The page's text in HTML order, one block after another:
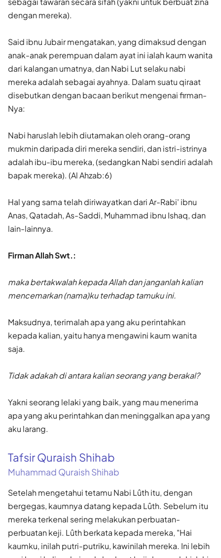
dengan mereka).
Said ibnu Jubair mengatakan, yang dimaksud dengan
anak-anak perempuan dalam ayat ini ialah kaum wanita
dari kalangan umatnya, dan Nabi Lut selaku nabi
mereka adalah sebagai ayahnya. Dalam suatu qiraat
disebutkan dengan bacaan berikut mengenai firman-
Nya:
Nabi haruslah lebih diutamakan oleh orang-orang
mukmin daripada diri mereka sendiri, dan istri-istrinya
adalah ibu-ibu mereka, (sedangkan Nabi sendiri adalah
bapak mereka). (Al Ahzab:6)
Hal yang sama telah diriwayatkan dari Ar-Rabi' ibnu
Anas, Qatadah, As-Saddi, Muhammad ibnu Ishaq, dan
lain-lainnya.
Firman Allah Swt.:
maka bertakwalah kepada Allah dan janganlah kalian
mencemarkan (nama)ku terhadap tamuku ini.
Maksudnya, terimalah apa yang aku perintahkan
kepada kalian, yaitu hanya mengawini kaum wanita
saja.
Tidak adakah di antara kalian seorang yang berakal?
Yakni seorang lelaki yang baik, yang mau menerima
apa yang aku perintahkan dan meninggalkan apa yang
aku larang.
Tafsir Quraish Shihab
Muhammad Quraish Shihab
Setelah mengetahui tetamu Nabi Lûth itu, dengan
bergegas, kaumnya datang kepada Lûth. Sebelum itu
mereka terkenal sering melakukan perbuatan-
perbuatan keji. Lûth berkata kepada mereka, "Hai
kaumku, inilah putri-putriku, kawinilah mereka. Ini lebih